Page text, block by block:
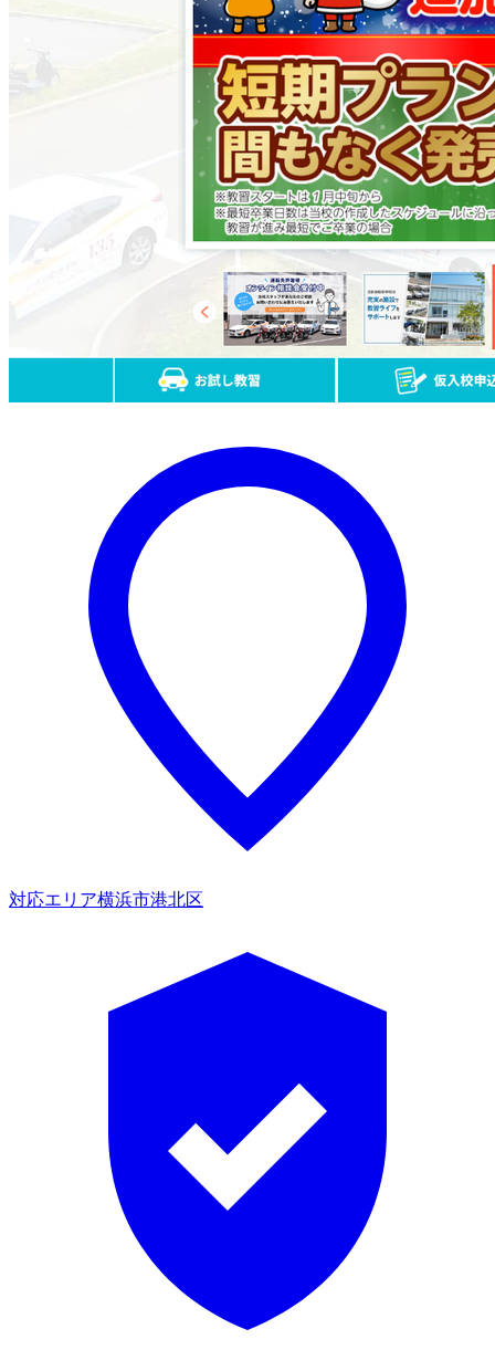
対応エリア横浜市港北区